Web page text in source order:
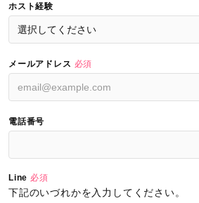
ホスト経験
メールアドレス 必須
電話番号
Line 必須
下記のいづれかを入力してください。